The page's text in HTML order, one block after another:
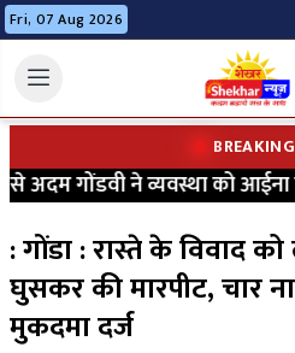
Fri, 07 Aug 2026
गोंडवी ने व्यवस्था को आईना
: गोंडा : रास्ते के विवाद
घुसकर की मारपीट, चार
मुकदमा दर्ज